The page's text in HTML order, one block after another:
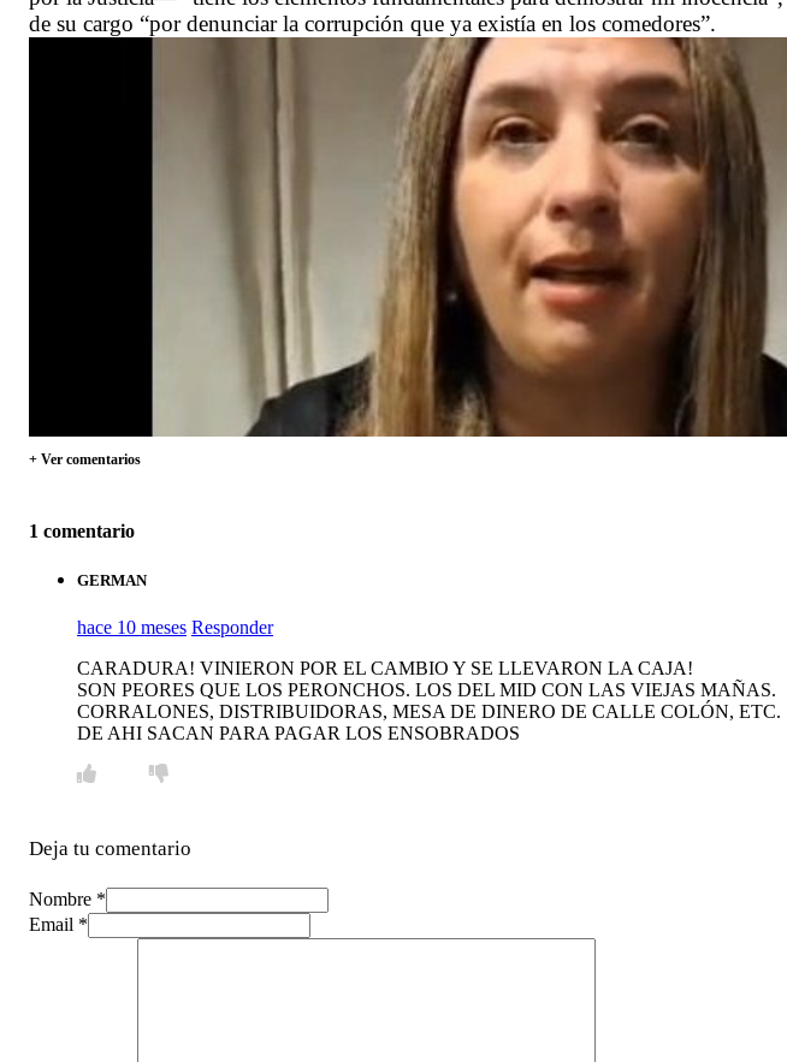
de su cargo “por denunciar la corrupción que ya existía en los comedores”.
+ Ver comentarios
1 comentario
GERMAN
hace 10 meses Responder
CARADURA! VINIERON POR EL CAMBIO Y SE LLEVARON LA CAJA!
SON PEORES QUE LOS PERONCHOS. LOS DEL MID CON LAS VIEJAS MAÑAS.
CORRALONES, DISTRIBUIDORAS, MESA DE DINERO DE CALLE COLÓN, ETC.
DE AHI SACAN PARA PAGAR LOS ENSOBRADOS
Deja tu comentario
Nombre *
Email *